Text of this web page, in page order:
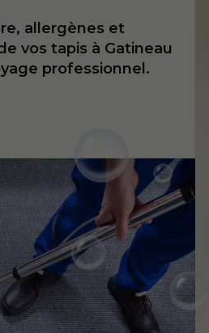
allergènes et
vos tapis à Gatineau
professionnel.